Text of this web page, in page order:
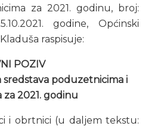
za 2021. godinu, broj:
godine, Općinski
raspisuje:
POZIV
poduzetnicima i
2021. godinu
i obrtnici (u daljem tekstu: